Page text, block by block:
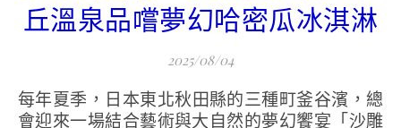
丘溫泉品嚐夢幻哈密瓜冰淇淋
2025/08/04
每年夏季，日本東北秋田縣的三種町釜谷濱，總
會迎來一場結合藝術與大自然的夢幻饗宴「沙雕